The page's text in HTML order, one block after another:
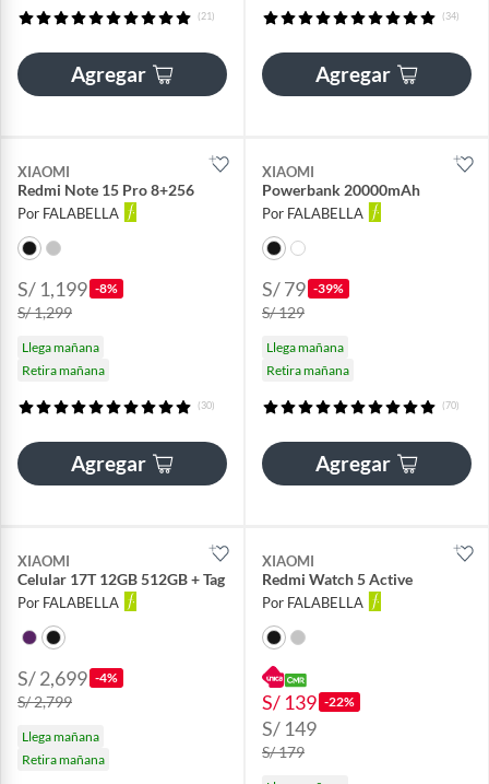
(21)
Agregar
(34)
Agregar
XIAOMI
Redmi Note 15 Pro 8+256
Por FALABELLA
S/ 1,199 -8%
S/ 1,299
Llega mañana
Retira mañana
(30)
Agregar
XIAOMI
Powerbank 20000mAh
Por FALABELLA
S/ 79 -39%
S/ 129
Llega mañana
Retira mañana
(70)
Agregar
XIAOMI
Celular 17T 12GB 512GB + Tag
Por FALABELLA
S/ 2,699 -4%
S/ 2,799
Llega mañana
Retira mañana
XIAOMI
Redmi Watch 5 Active
Por FALABELLA
S/ 139 -22%
S/ 149
S/ 179